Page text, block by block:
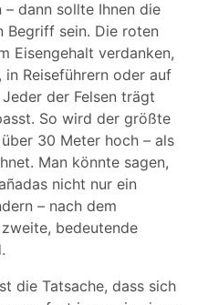
dann sollte Ihnen die
Begriff sein. Die roten
Eisengehalt verdanken,
Reiseführern oder auf
der Felsen trägt
So wird der größte
30 Meter hoch – als
Man könnte sagen,
nicht nur ein
– nach dem
bedeutende
die Tatsache, dass sich